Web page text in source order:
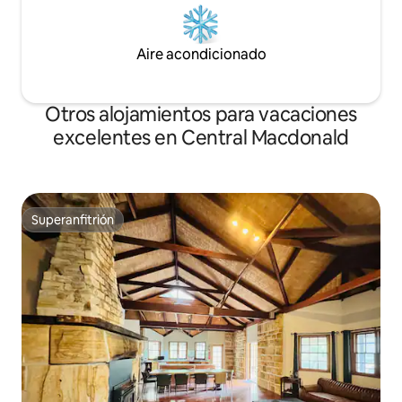
Aire acondicionado
Otros alojamientos para vacaciones
excelentes en Central Macdonald
Superanfitrión
Superanfitrión